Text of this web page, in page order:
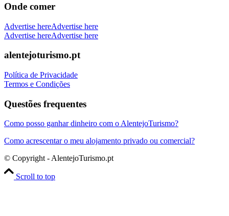
Onde comer
Advertise hereAdvertise here
Advertise hereAdvertise here
alentejoturismo.pt
Política de Privacidade
Termos e Condições
Questões frequentes
Como posso ganhar dinheiro com o AlentejoTurismo?
Como acrescentar o meu alojamento privado ou comercial?
© Copyright - AlentejoTurismo.pt
Scroll to top